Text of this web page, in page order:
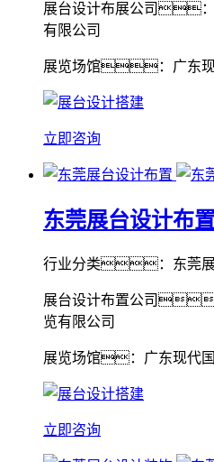
展台设计布展公司：
有限公司
展览场馆：广东现
立即咨询
东莞展台设计布
行业分类：东莞展
展台设计布置公司
览有限公司
展览场馆：广东现代
立即咨询